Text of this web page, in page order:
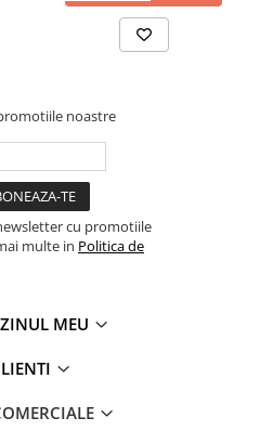
noastre
cu promotiile
multe in Politica de
MEU